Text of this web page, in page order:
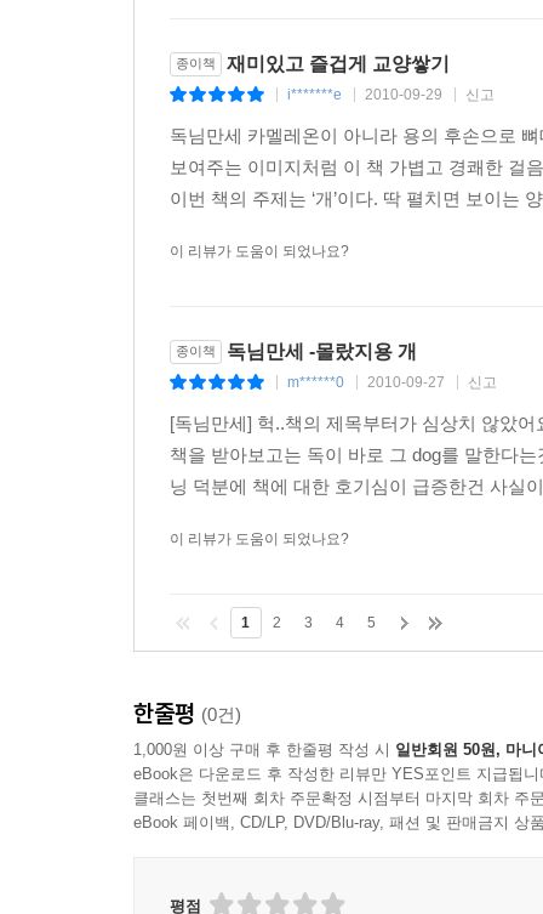
종이책 재미있고 즐겁게 교양쌓기
i*******e 2010-09-29 신고
독님만세 카멜레온이 아니라 용의 후손으로
보여주는 이미지처럼 이 책 가볍고 경쾌한 걸
이번 책의 주제는 ‘개’이다. 딱 펼치면 보이는
이 리뷰가 도움이 되었나요?
종이책 독님만세 -몰랐지용 개
m******0 2010-09-27 신고
[독님만세] 헉..책의 제목부터가 심상치 않았
책을 받아보고는 독이 바로 그 dog를 말한다
닝 덕분에 책에 대한 호기심이 급증한건 사실
이 리뷰가 도움이 되었나요?
1 2 3 4 5
한줄평 (0건)
1,000원 이상 구매 후 한줄평 작성 시 일반회원 50원, 마니
eBook은 다운로드 후 작성한 리뷰만 YES포인트 지급됩니
클래스는 첫번째 회차 주문확정 시점부터 마지막 회차 주
eBook 페이백, CD/LP, DVD/Blu-ray, 패션 및 판매금지 상
평점